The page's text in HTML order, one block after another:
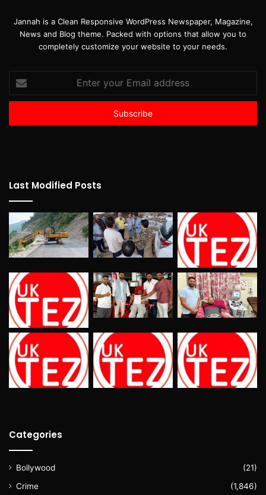
Jannah is a Clean Responsive WordPress Newspaper, Magazine,
News and Blog theme. Packed with options that allow you to
completely customize your website to your needs.
Enter
your
Email
Last Modified Posts
Categories
Bollywood
(21)
Crime
(1,846)